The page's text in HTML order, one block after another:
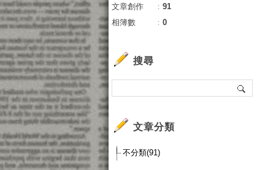
文章創作
： 91
相簿數
： 0
搜尋
文章分類
不分類(91)